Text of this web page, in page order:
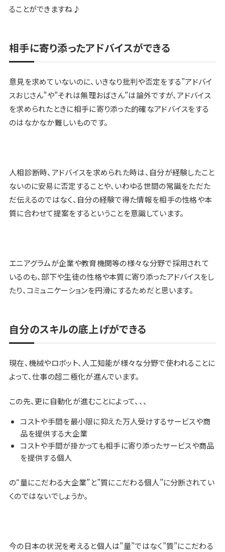
ることができますね♪
相手に寄り添ったアドバイスができる
意見を求めていないのに、いきなり批判や否定をする”アドバイ
スおじさん”や”それは無理おばさん”は論外ですが、アドバイス
を求められたときに相手に寄り添った的確なアドバイスをする
のはなかなか難しいものです。
人相診断時、アドバイスを求められた時は、自分が経験したこと
ないのに安易に否定することや、いわゆる世間の常識をただた
だ伝えるのではなく、 自分の経験で得た情報を相手の性格や本
質に合わせて提案をする ということを意識しています。
エニアグラムが企業や教育機関等の様々な分野で採用されて
いるのも、部下や生徒の性格や本質に寄り添ったアドバイスをし
たり、コミュニケーションを円滑にするためだと思います。
自分のスキルの底上げができる
現在、機械やロボット、人工知能が様々な分野で使われることに
よって、仕事の超二極化が進んでいます。
この先、更に自動化が進むことによって、、、
コストや手間を最小限に抑えた万人受けするサービスや商
品を提供する大企業
コストや手間が掛かっても相手に寄り添ったサービスや商品
を提供する個人
の“量にこだわる大企業”と”質にこだわる個人”に分断されてい
くのではないでしょうか。
今の日本の状況を考えると個人は”量”ではなく”質”にこだわる